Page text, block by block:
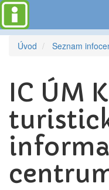
Úvod
Seznam
IC ÚM